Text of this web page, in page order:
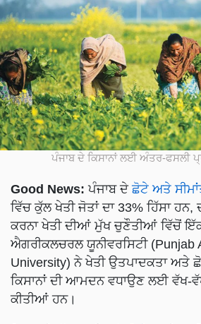
ਪੰਜਾਬ ਦੇ ਕਿਸਾਨਾਂ ਲਈ ਅੰਤਰ-ਫਸਲੀ
Good News: ਪੰਜਾਬ ਦੇ ਛੋਟੇ ਅਤੇ
ਵਿੱਚ ਕੁੱਲ ਖੇਤੀ ਜੋਤਾਂ ਦਾ 33% ਹਿੱਸਾ
ਕਰਨਾ ਖੇਤੀ ਦੀਆਂ ਮੁੱਖ ਚੁਣੌਤੀਆਂ ਵਿੱਚੋਂ
ਐਗਰੀਕਲਚਰਲ ਯੂਨੀਵਰਸਿਟੀ (Punjab
University) ਨੇ ਖੇਤੀ ਉਤਪਾਦਕਤਾ ਅਤੇ
ਕਿਸਾਨਾਂ ਦੀ ਆਮਦਨ ਵਧਾਉਣ ਲਈ ਵੱਖ-
ਕੀਤੀਆਂ ਹਨ।